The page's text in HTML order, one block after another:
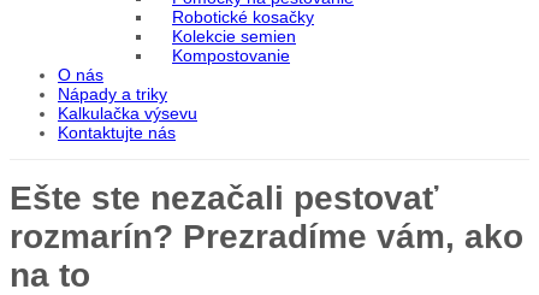
Robotické kosačky
Kolekcie semien
Kompostovanie
O nás
Nápady a triky
Kalkulačka výsevu
Kontaktujte nás
Ešte ste nezačali pestovať
rozmarín? Prezradíme vám, ako
na to